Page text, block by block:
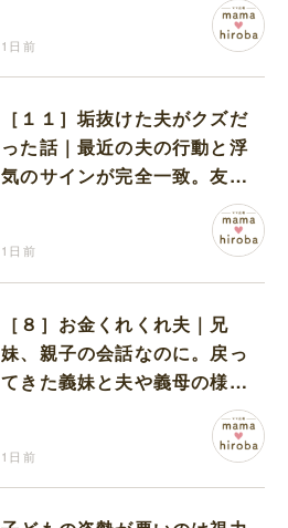
1日前
［１１］垢抜けた夫がクズだ
った話｜最近の夫の行動と浮
気のサインが完全一致。友人
1日前
［８］お金くれくれ夫｜兄
妹、親子の会話なのに。戻っ
てきた義妹と夫や義母の様子
1日前